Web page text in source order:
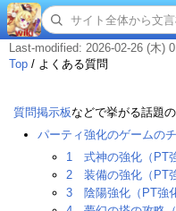
Last-modified: 2026-02-26 (木)
Top / よくある質問
質問掲示板などで挙がる話題
パーティ強化のゲームの
1 式神の強化（PT強
2 装備の強化（PT強
3 陰陽強化（PT強化